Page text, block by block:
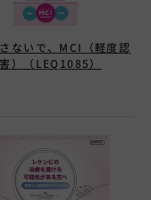
向け資材
向け資材
ないで、MCI（軽度認
）（LEQ1085）